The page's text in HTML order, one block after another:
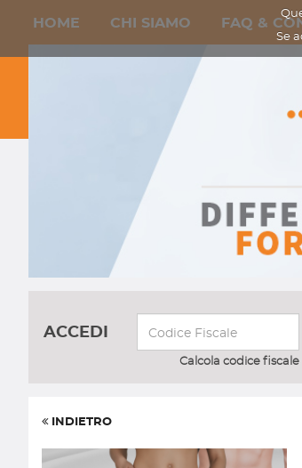
Se
HOME CHI SIAMO FAQ &
ACCEDI
Calcola codice fiscale
INDIETRO